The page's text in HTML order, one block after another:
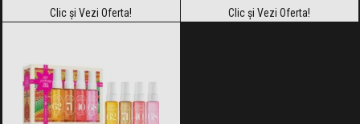
Clic și Vezi Oferta! Clic și Vezi Oferta!